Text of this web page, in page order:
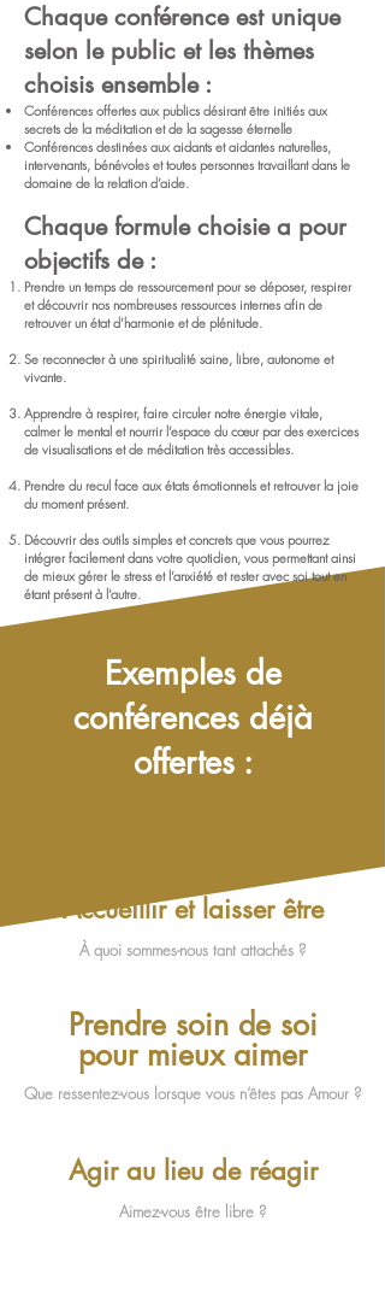
Chaque conférence est unique
selon le public et les thèmes
choisis ensemble :
Conférences offertes aux publics désirant être initiés aux
secrets de la méditation et de la sagesse éternelle
Conférences destinées aux aidants et aidantes naturelles,
intervenants, bénévoles et toutes personnes travaillant dans le
domaine de la relation d’aide.
Chaque formule choisie a pour
objectifs de :
Prendre un temps de ressourcement pour se déposer, respirer
et découvrir nos nombreuses ressources internes afin de
retrouver un état d’harmonie et de plénitude.
Se reconnecter à une spiritualité saine, libre, autonome et
vivante.
Apprendre à respirer, faire circuler notre énergie vitale,
calmer le mental et nourrir l’espace du cœur par des exercices
de visualisations et de méditation très accessibles.
Prendre du recul face aux états émotionnels et retrouver la joie
du moment présent.
Découvrir des outils simples et concrets que vous pourrez
intégrer facilement dans votre quotidien, vous permettant ainsi
de mieux gérer le stress et l’anxiété et rester avec soi tout en
étant présent à l’autre.
Exemples de
conférences déjà
offertes :
Accueillir et laisser être
À quoi sommes-nous tant attachés ?
Prendre soin de soi
pour mieux aimer
Que ressentez-vous lorsque vous n’êtes pas Amour ?
Agir au lieu de réagir
Aimez-vous être libre ?